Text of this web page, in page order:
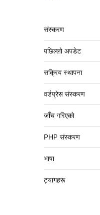
मेटा
संस्करण
पछिल्लो अपडेट
सक्रिय स्थापना
वर्डप्रेस संस्करण
जाँच गरिएको
PHP संस्करण
भाषा
ट्यागहरू